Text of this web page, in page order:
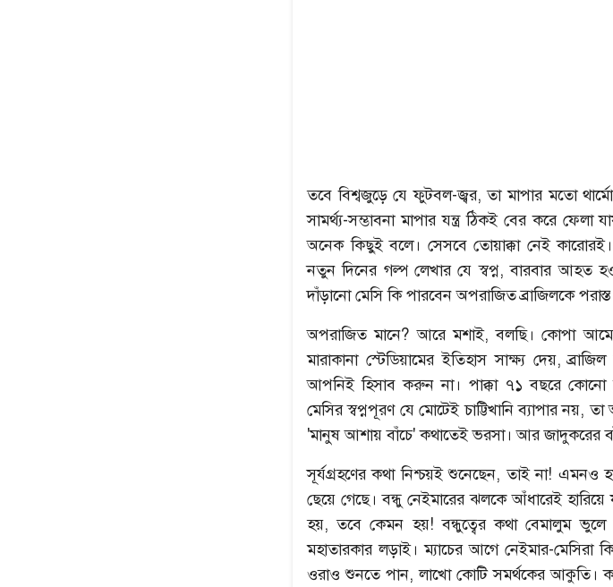
তবে বিশ্বজুড়ে যে ফুটবল-জ্বর, তা মাপার মতো
সামর্থ্য-সম্ভাবনা মাপার যন্ত্র ঠিকই বের করে
অনেক কিছুই বলে। সেসবে তোয়াক্কা নেই
নতুন দিনের গল্প লেখার যে স্বপ্ন, বারবার আহত
দাঁড়ানো মেসি কি পারবেন অপরাজিত ব্রাজিলকে
অপরাজিত মানে? আরে মশাই, বলছি। কোপা
মারাকানা স্টেডিয়ামের ইতিহাস সাক্ষ্য দেয়,
আপনিই হিসাব করুন না। পাক্কা ৭১ বছরে কোনো
মেসির স্বপ্নপূরণ যে মোটেই চাট্টিখানি ব্যাপার
'মানুষ আশায় বাঁচে' কথাতেই ভরসা। আর জাদুকরের
সূর্যগ্রহণের কথা নিশ্চয়ই শুনেছেন, তাই না! এমনও
ছেয়ে গেছে। বন্ধু নেইমারের ঝলকে আঁধারেই
হয়, তবে কেমন হয়! বন্ধুত্বের কথা বেমালুম
মহাতারকার লড়াই। ম্যাচের আগে নেইমার-মেসিরা
ওরাও শুনতে পান, লাখো কোটি সমর্থকের আকুতি।
নেপথ্যের মাশরাফি